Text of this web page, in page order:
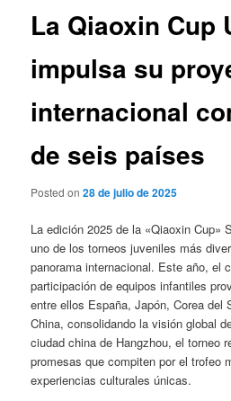
La Qiaoxin Cup
impulsa su
internacional
de seis países
Posted on28 de julio de 2025
La edición 2025 de la «Qiaoxin Cup»
uno de los torneos juveniles más
panorama internacional. Este año, el
participación de equipos infantiles
entre ellos España, Japón, Corea del
China, consolidando la visión global
ciudad china de Hangzhou, el torneo
promesas que compiten por el trofeo
experiencias culturales únicas.